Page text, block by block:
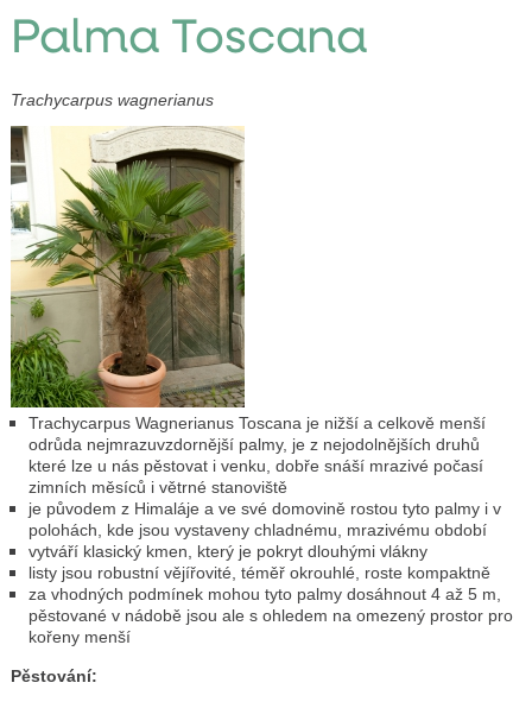
Palma Toscana
Trachycarpus wagnerianus
Trachycarpus Wagnerianus Toscana je nižší a celkově menší
odrůda nejmrazuvzdornější palmy, je z nejodolnějších druhů
které lze u nás pěstovat i venku, dobře snáší mrazivé počasí
zimních měsíců i větrné stanoviště
je původem z Himaláje a ve své domovině rostou tyto palmy i v
polohách, kde jsou vystaveny chladnému, mrazivému období
vytváří klasický kmen, který je pokryt dlouhými vlákny
listy jsou robustní vějířovité, téměř okrouhlé, roste kompaktně
za vhodných podmínek mohou tyto palmy dosáhnout 4 až 5 m,
pěstované v nádobě jsou ale s ohledem na omezený prostor pro
kořeny menší
Pěstování: